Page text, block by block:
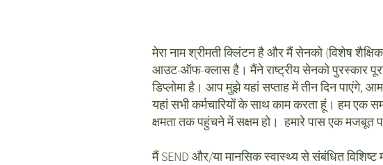
मेरा नाम श्रीमती क्लिंटन है और मैं सेनको (विशेष
आउट-ऑफ-क्लास है। मैंने राष्ट्रीय सेनको पुरस्कार
डिप्लोमा है। आप मुझे यहां सप्ताह में तीन दिन पाएंगे,
यहां सभी कर्मचारियों के साथ काम करता हूं। हम एक
क्षमता तक पहुंचने में सक्षम हो। हमारे पास एक
मैं SEND और/या मानसिक स्वास्थ्य से संबंधित